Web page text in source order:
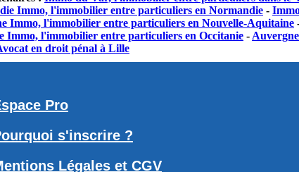
Immo, l'immobilier entre particuliers en Normandie -
Immo, l'immobilier entre particuliers en Nouvelle-Aquitaine
Immo, l'immobilier entre particuliers en Occitanie -
en droit pénal à Lille
Pro
s'inscrire ?
Légales et CGV